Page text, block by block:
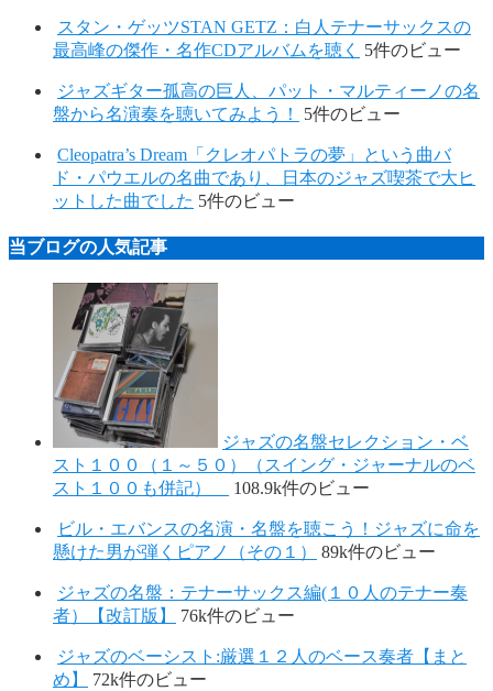
スタン・ゲッツSTAN GETZ：白人テナーサックスの
最高峰の傑作・名作CDアルバムを聴く
5件のビュー
ジャズギター孤高の巨人、パット・マルティーノの名
盤から名演奏を聴いてみよう！
5件のビュー
Cleopatra’s Dream「クレオパトラの夢」という曲バ
ド・パウエルの名曲であり、日本のジャズ喫茶で大ヒ
ットした曲でした 5件のビュー
当ブログの人気記事
ジャズの名盤セレクション・ベ
スト１００（１～５０）（スイング・ジャーナルのベ
スト１００も併記）
108.9k件のビュー
ビル・エバンスの名演・名盤を聴こう！ジャズに命を
懸けた男が弾くピアノ（その１）
89k件のビュー
ジャズの名盤：テナーサックス編(１０人のテナー奏
者）【改訂版】
76k件のビュー
ジャズのベーシスト:厳選１２人のベース奏者【まと
め】
72k件のビュー